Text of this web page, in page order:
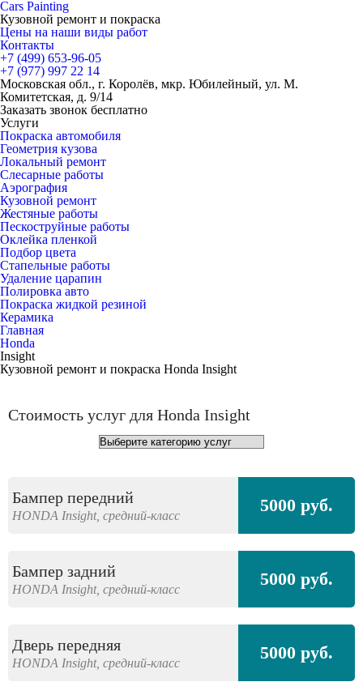
Cars Painting
Кузовной ремонт и покраска
Цены на наши виды работ
Контакты
+7 (499) 653-96-05
+7 (977) 997 22 14
Московская обл., г. Королёв, мкр. Юбилейный, ул. М.
Комитетская, д. 9/14
Заказать звонок бесплатно
Услуги
Покраска автомобиля
Геометрия кузова
Локальный ремонт
Слесарные работы
Аэрография
Кузовной ремонт
Жестяные работы
Пескоструйные работы
Оклейка пленкой
Подбор цвета
Стапельные работы
Удаление царапин
Полировка авто
Покраска жидкой резиной
Керамика
Главная
Honda
Insight
Кузовной ремонт и покраска Honda Insight
Стоимость услуг для Honda Insight
Бампер передний
HONDA Insight, средний-класс 5000 руб.
Бампер задний
HONDA Insight, средний-класс 5000 руб.
Дверь передняя
HONDA Insight, средний-класс 5000 руб.